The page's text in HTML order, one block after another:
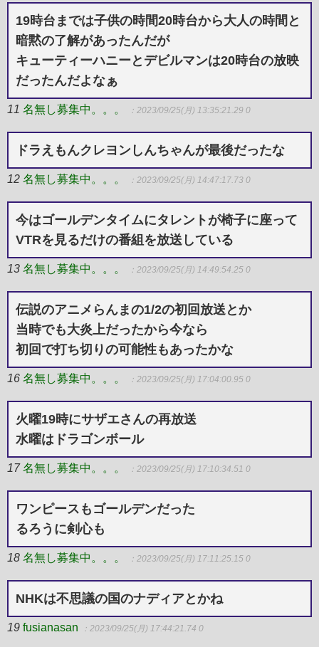
19時台までは子供の時間20時台から大人の時間と
暗黙の了解があったんだが
キューティーハニーとデビルマンは20時台の放映
だったんだよなぁ
11 名無し募集中。。。 ：2023/09/25(月) 13:35:21.29 0
ドラえもんクレヨンしんちゃんが最後だったな
12 名無し募集中。。。 ：2023/09/25(月) 14:47:17.73 0
今はゴールデンタイムにタレントが椅子に座って
VTRを見るだけの番組を放送している
13 名無し募集中。。。 ：2023/09/25(月) 14:49:54.25 0
伝説のアニメらんまの1/2の初回放送とか
当時でも大炎上だったから今なら
初回で打ち切りの可能性もあったかな
16 名無し募集中。。。 ：2023/09/25(月) 17:04:00.95 0
火曜19時にサザエさんの再放送
水曜はドラゴンボール
17 名無し募集中。。。 ：2023/09/25(月) 17:10:34.51 0
ワンピースもゴールデンだった
るろうに剣心も
18 名無し募集中。。。 ：2023/09/25(月) 17:11:25.15 0
NHKは不思議の国のナディアとかね
19 fusianasan ：2023/09/25(月) 17:44:21.74 0